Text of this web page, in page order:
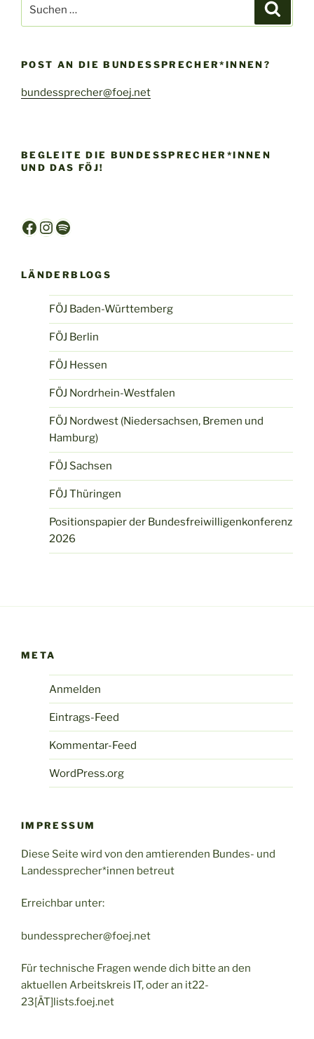
nach:
POST AN DIE BUNDESSPRECHER*INNEN?
bundessprecher@foej.net
BEGLEITE DIE BUNDESSPRECHER*INNEN
UND DAS FÖJ!
Facebook
Instagram
Spotify
LÄNDERBLOGS
FÖJ Baden-Württemberg
FÖJ Berlin
FÖJ Hessen
FÖJ Nordrhein-Westfalen
FÖJ Nordwest (Niedersachsen, Bremen und
Hamburg)
FÖJ Sachsen
FÖJ Thüringen
Positionspapier der Bundesfreiwilligenkonferenz
2026
META
Anmelden
Eintrags-Feed
Kommentar-Feed
WordPress.org
IMPRESSUM
Diese Seite wird von den amtierenden Bundes- und
Landessprecher*innen betreut
Erreichbar unter:
bundessprecher@foej.net
Für technische Fragen wende dich bitte an den
aktuellen Arbeitskreis IT, oder an it22-
23[ÄT]lists.foej.net